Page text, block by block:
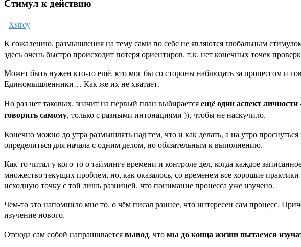
-Xstroy
К сожалению, размышления на тему сами по себе не являются глобальным
здесь очень быстро происходит потеря ориентиров, т.к. нет конечных точек
Может быть нужен кто-то ещё, кто мог бы со стороны наблюдать за процессом и
Единомышленники… Как же их не хватает.
Но раз нет таковых, значит на первый план выбираетсяещё один аспект
говорить самому, только с разными интонациями )), чтобы не наскучило.
Конечно можно до утра размышлять над тем, что и как делать, а на утро
определиться для начала с одним делом, но обязательным к выполнению.
Как-то читал у кого-то о тайминге времени и контроле дел, когда каждое
множество текущих проблем, но, как оказалось, со временем все хорошие
исходную точку с той лишь разницей, что понимание процесса уже изучено.
Чем-то это напомнило мне то, о чём писал раннее, что интересен сам процесс.
изучение нового.
Отсюда сам собой напрашиваетсявывод, чтомы до конца жизни пытаемся